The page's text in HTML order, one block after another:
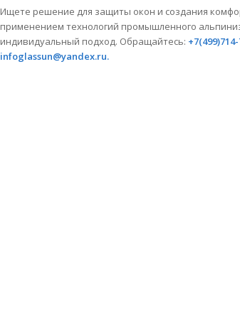
Ищете решение для защиты окон и создания
применением технологий промышленного
индивидуальный подход. Обращайтесь:
infoglassun@yandex.ru.